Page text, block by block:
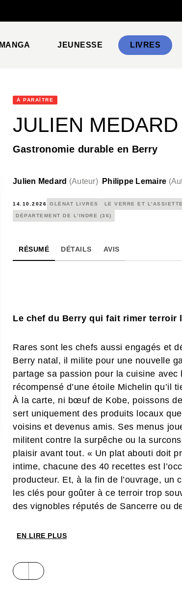
MANGA JEUNESSE LIVRES
À PARAÎTRE
JULIEN MEDARD
Gastronomie durable en Berry
Julien Medard (Auteur) Philippe Lemaire (
14.10.2026 GLÉNAT LIVRES LE VERRE ET L'ASSIETTE
DÉPARTEMENT DE L'INDRE (36)
RÉSUMÉ DÉTAILS AVIS
Le chef du Berry qui fait rimer terroir
Rares sont les chefs aussi engagés et
Berry natal, il milite pour une nouvelle
partage sa passion pour la cuisine
récompensé d’une étoile Michelin qu’il
À la carte, ni bœuf de Kobe, poissons
sert uniquement des produits locaux
voisins et devenus amis. Ses menus
militent contre la surpêche ou la
plaisir avant tout. « Un plat abouti doit
intime, chacune des 40 recettes est
producteur. Et, à la fin de l’ouvrage, un
les clés pour goûter à ce terroir trop
des vignobles réputés de Sancerre ou
EN LIRE PLUS